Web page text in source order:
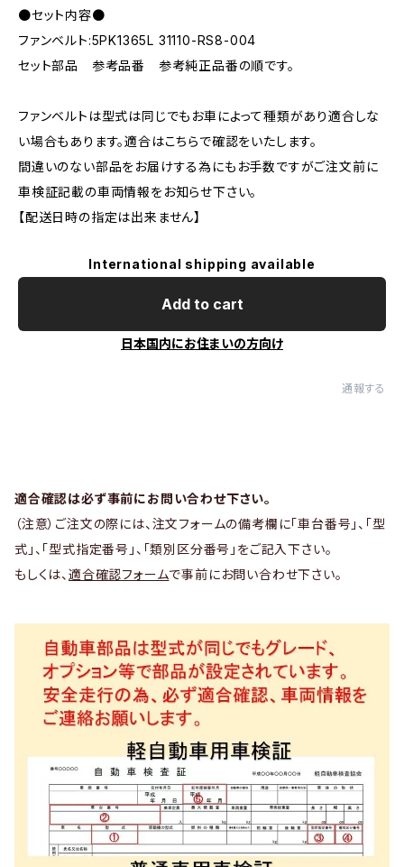
●セット内容●
ファンベルト:5PK1365L 31110-RS8-004
セット部品 参考品番 参考純正品番の順です。
ファンベルトは型式は同じでもお車によって種類があり適合しな
い場合もあります。適合はこちらで確認をいたします。
間違いのない部品をお届けする為にもお手数ですがご注文前に
車検証記載の車両情報をお知らせ下さい。
【配送日時の指定は出来ません】
International shipping available
Add to cart
日本国内にお住まいの方向け
通報する
適合確認は必ず事前にお問い合わせ下さい。
（注意）ご注文の際には、注文フォームの備考欄に「車台番号」、「型
式」、「型式指定番号」、「類別区分番号」をご記入下さい。
もしくは、 適合確認フォームで事前にお問い合わせ下さい。